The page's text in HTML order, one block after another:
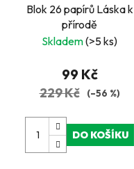
Blok 26 papírů Láska k
přírodě
Skladem(>5 ks)
99 Kč
229 Kč (–56 %)
DO KOŠÍKU